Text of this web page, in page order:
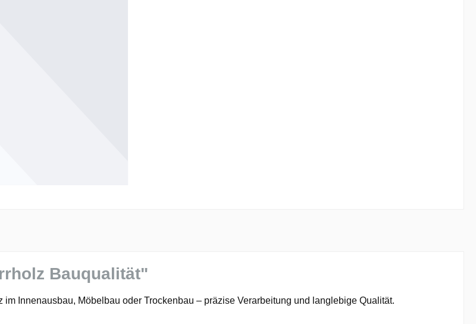
Bauqualität"
Innenausbau, Möbelbau oder Trockenbau – präzise Verarbeitung und langlebige Qualität.